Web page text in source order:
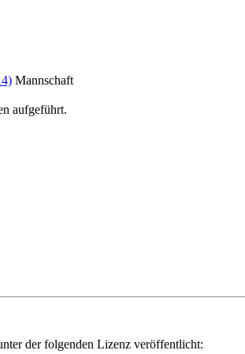
Mannschaft
aufgeführt.
der folgenden Lizenz veröffentlicht: